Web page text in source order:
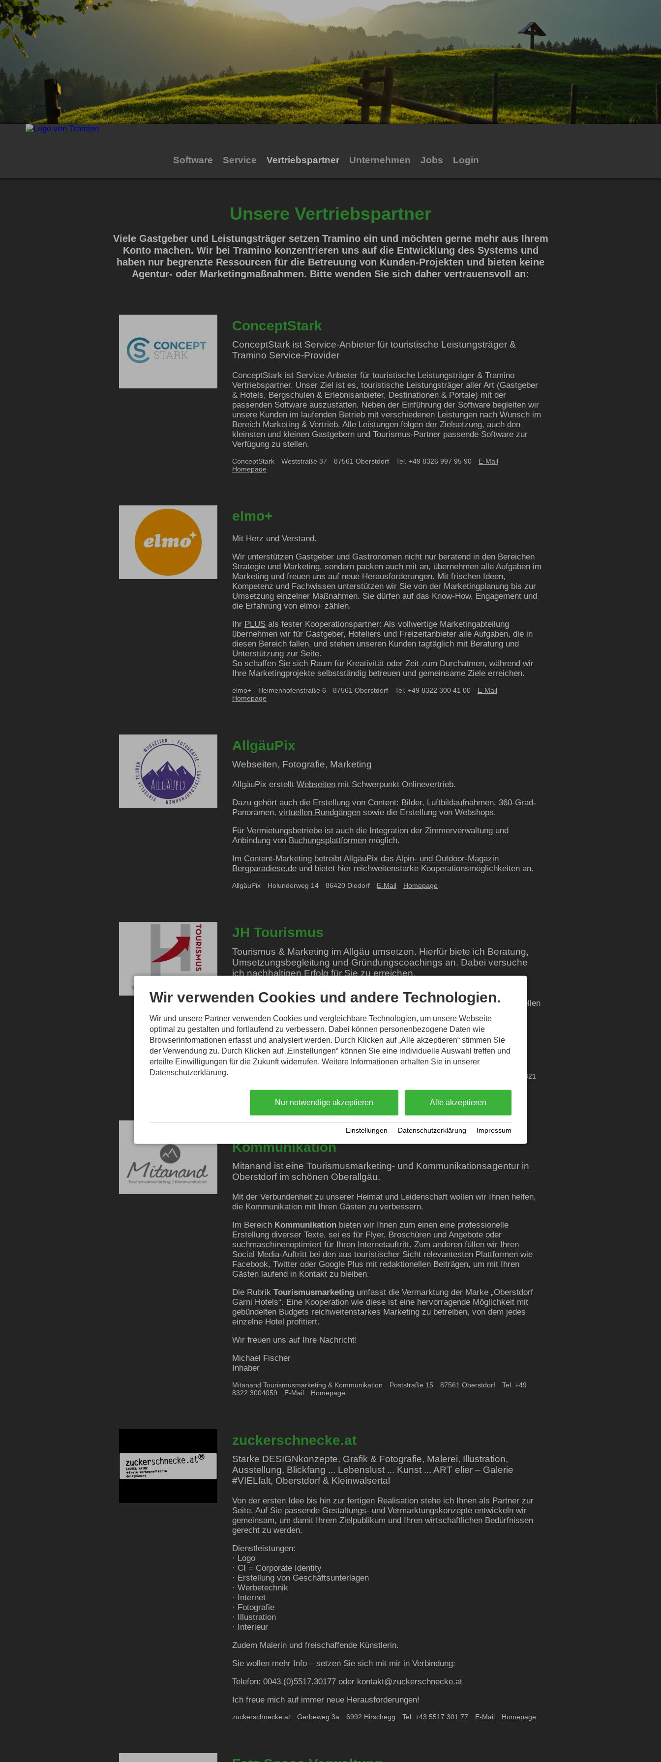
Software Service Vertriebspartner Unternehmen Jobs Login
Unsere Vertriebspartner
Viele Gastgeber und Leistungsträger setzen Tramino ein und möchten gerne mehr aus Ihrem
Konto machen. Wir bei Tramino konzentrieren uns auf die Entwicklung des Systems und
haben nur begrenzte Ressourcen für die Betreuung von Kunden-Projekten und bieten keine
Agentur- oder Marketingmaßnahmen. Bitte wenden Sie sich daher vertrauensvoll an:
ConceptStark
ConceptStark ist Service-Anbieter für touristische Leistungsträger &
Tramino Service-Provider
ConceptStark ist Service-Anbieter für touristische Leistungsträger & Tramino
Vertriebspartner. Unser Ziel ist es, touristische Leistungsträger aller Art (Gastgeber
& Hotels, Bergschulen & Erlebnisanbieter, Destinationen & Portale) mit der
passenden Software auszustatten. Neben der Einführung der Software begleiten wir
unsere Kunden im laufenden Betrieb mit verschiedenen Leistungen nach Wunsch im
Bereich Marketing & Vertrieb. Alle Leistungen folgen der Zielsetzung, auch den
kleinsten und kleinen Gastgebern und Tourismus-Partner passende Software zur
Verfügung zu stellen.
ConceptStark Weststraße 37 87561 Oberstdorf Tel. +49 8326 997 95 90
E-Mail
Homepage
elmo+
Mit Herz und Verstand.
Wir unterstützen Gastgeber und Gastronomen nicht nur beratend in den Bereichen
Strategie und Marketing, sondern packen auch mit an, übernehmen alle Aufgaben im
Marketing und freuen uns auf neue Herausforderungen. Mit frischen Ideen,
Kompetenz und Fachwissen unterstützen wir Sie von der Marketingplanung bis zur
Umsetzung einzelner Maßnahmen. Sie dürfen auf das Know-How, Engagement und
die Erfahrung von elmo+ zählen.
Ihr PLUS als fester Kooperationspartner: Als vollwertige Marketingabteilung
übernehmen wir für Gastgeber, Hoteliers und Freizeitanbieter alle Aufgaben, die in
diesen Bereich fallen, und stehen unseren Kunden tagtäglich mit Beratung und
Unterstützung zur Seite.
So schaffen Sie sich Raum für Kreativität oder Zeit zum Durchatmen, während wir
Ihre Marketingprojekte selbstständig betreuen und gemeinsame Ziele erreichen.
elmo+ Heimenhofenstraße 6 87561 Oberstdorf Tel. +49 8322 300 41 00
E-Mail
Homepage
AllgäuPix
Webseiten, Fotografie, Marketing
AllgäuPix erstellt Webseiten mit Schwerpunkt Onlinevertrieb.
Dazu gehört auch die Erstellung von Content: Bilder, Luftbildaufnahmen, 360-Grad-
Panoramen, virtuellen Rundgängen sowie die Erstellung von Webshops.
Für Vermietungsbetriebe ist auch die Integration der Zimmerverwaltung und
Anbindung von Buchungsplattformen möglich.
Im Content-Marketing betreibt AllgäuPix das Alpin- und Outdoor-Magazin
Bergparadiese.de und bietet hier reichweitenstarke Kooperationsmöglichkeiten an.
AllgäuPix Holunderweg 14 86420 Diedorf E-Mail Homepage
JH Tourismus
Tourismus & Marketing im Allgäu umsetzen. Hierfür biete ich Beratung,
Umsetzungsbegleitung und Gründungscoachings an. Dabei versuche
ich nachhaltigen Erfolg für Sie zu erreichen.
Meine langjährige Erfahrung im Allgäu ermöglicht es mir, Ihnen die passenden
Marketinginstrumente zu empfehlen. Dienstleistung heißt für mich, Ihre individuellen
Ich freue mich auf unserer erstes - für Sie selbstverständlich kostenloses -
Kennenlern Gespräch.
Jochen Häfele
Fax: 08321
Mitanand Tourismusmarketing &
Kommunikation
Mitanand ist eine Tourismusmarketing- und Kommunikationsagentur in
Oberstdorf im schönen Oberallgäu.
Mit der Verbundenheit zu unserer Heimat und Leidenschaft wollen wir Ihnen helfen,
die Kommunikation mit Ihren Gästen zu verbessern.
Im Bereich Kommunikation bieten wir Ihnen zum einen eine professionelle
Erstellung diverser Texte, sei es für Flyer, Broschüren und Angebote oder
suchmaschinenoptimiert für Ihren Internetauftritt. Zum anderen füllen wir Ihren
Social Media-Auftritt bei den aus touristischer Sicht relevantesten Plattformen wie
Facebook, Twitter oder Google Plus mit redaktionellen Beiträgen, um mit Ihren
Gästen laufend in Kontakt zu bleiben.
Die Rubrik Tourismusmarketing umfasst die Vermarktung der Marke „Oberstdorf
Garni Hotels“. Eine Kooperation wie diese ist eine hervorragende Möglichkeit mit
gebündelten Budgets reichweitenstarkes Marketing zu betreiben, von dem jedes
einzelne Hotel profitiert.
Wir freuen uns auf Ihre Nachricht!
Michael Fischer
Inhaber
Mitanand Tourismusmarketing & Kommunikation Poststraße 15 87561 Oberstdorf
Tel. +49
8322 3004059
E-Mail Homepage
zuckerschnecke.at
Starke DESIGNkonzepte, Grafik & Fotografie, Malerei, Illustration,
Ausstellung, Blickfang ... Lebenslust ... Kunst ... ART elier – Galerie
#VIELfalt, Oberstdorf & Kleinwalsertal
Von der ersten Idee bis hin zur fertigen Realisation stehe ich Ihnen als Partner zur
Seite. Auf Sie passende Gestaltungs- und Vermarktungskonzepte entwickeln wir
gemeinsam, um damit Ihrem Zielpublikum und Ihren wirtschaftlichen Bedürfnissen
gerecht zu werden.
Dienstleistungen:
· Logo
· CI = Corporate Identity
· Erstellung von Geschäftsunterlagen
· Werbetechnik
· Internet
· Fotografie
· Illustration
· Interieur
Zudem Malerin und freischaffende Künstlerin.
Sie wollen mehr Info – setzen Sie sich mit mir in Verbindung:
Telefon: 0043.(0)5517.30177 oder kontakt@zuckerschnecke.at
Ich freue mich auf immer neue Herausforderungen!
zuckerschnecke.at Gerbeweg 3a 6992 Hirschegg Tel. +43 5517 301 77 E-Mail Homepage
Wir verwenden Cookies und andere Technologien.
Wir und unsere Partner verwenden Cookies und vergleichbare Technologien, um unsere Webseite
optimal zu gestalten und fortlaufend zu verbessern. Dabei können personenbezogene Daten wie
Browserinformationen erfasst und analysiert werden. Durch Klicken auf „Alle akzeptieren“ stimmen Sie
der Verwendung zu. Durch Klicken auf „Einstellungen“ können Sie eine individuelle Auswahl treffen und
erteilte Einwilligungen für die Zukunft widerrufen. Weitere Informationen erhalten Sie in unserer
Datenschutzerklärung.
Alle akzeptieren
Nur notwendige akzeptieren
Einstellungen Datenschutzerklärung Impressum